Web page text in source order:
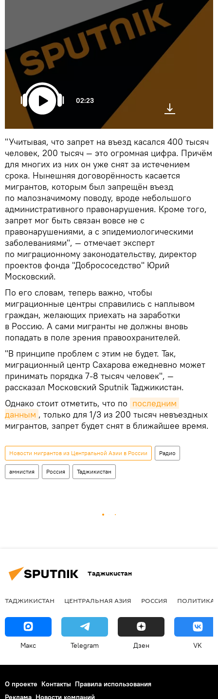
02:23
"Учитывая, что запрет на въезд касался 400 тысяч
человек, 200 тысяч — это огромная цифра. Причём
для многих из них он уже снят за истечением
срока. Нынешняя договорённость касается
мигрантов, которым был запрещён въезд
по малозначимому поводу, вроде небольшого
административного правонарушения. Кроме того,
запрет мог быть связан вовсе не с
правонарушениями, а с эпидемиологическими
заболеваниями", — отмечает эксперт
по миграционному законодательству, директор
проектов фонда "Добрососедство" Юрий
Московский.
По его словам, теперь важно, чтобы
миграционные центры справились с наплывом
граждан, желающих приехать на заработки
в Россию. А сами мигранты не должны вновь
попадать в поле зрения правоохранителей.
"В принципе проблем с этим не будет. Так,
миграционный центр Сахарова ежедневно может
принимать порядка 7-8 тысяч человек", —
рассказал Московский Sputnik Таджикистан.
Однако стоит отметить, что по последним
данным , только для 1/3 из 200 тысяч невъездных
мигрантов, запрет будет снят в ближайшее время.
Новости мигрантов из Центральной Азии в России Радио
амнистия Россия Таджикистан
Таджикистан
ТАДЖИКИСТАН ЦЕНТРАЛЬНАЯ АЗИЯ РОССИЯ ПОЛИТИКА
Макс Telegram Дзен VK
О проекте Контакты Правила использования
Реклама Новости компаний